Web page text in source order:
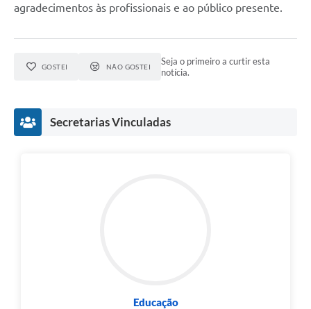
agradecimentos às profissionais e ao público presente.
GOSTEI NÃO GOSTEI
Seja o primeiro a curtir esta
notícia.
Secretarias Vinculadas
Educação